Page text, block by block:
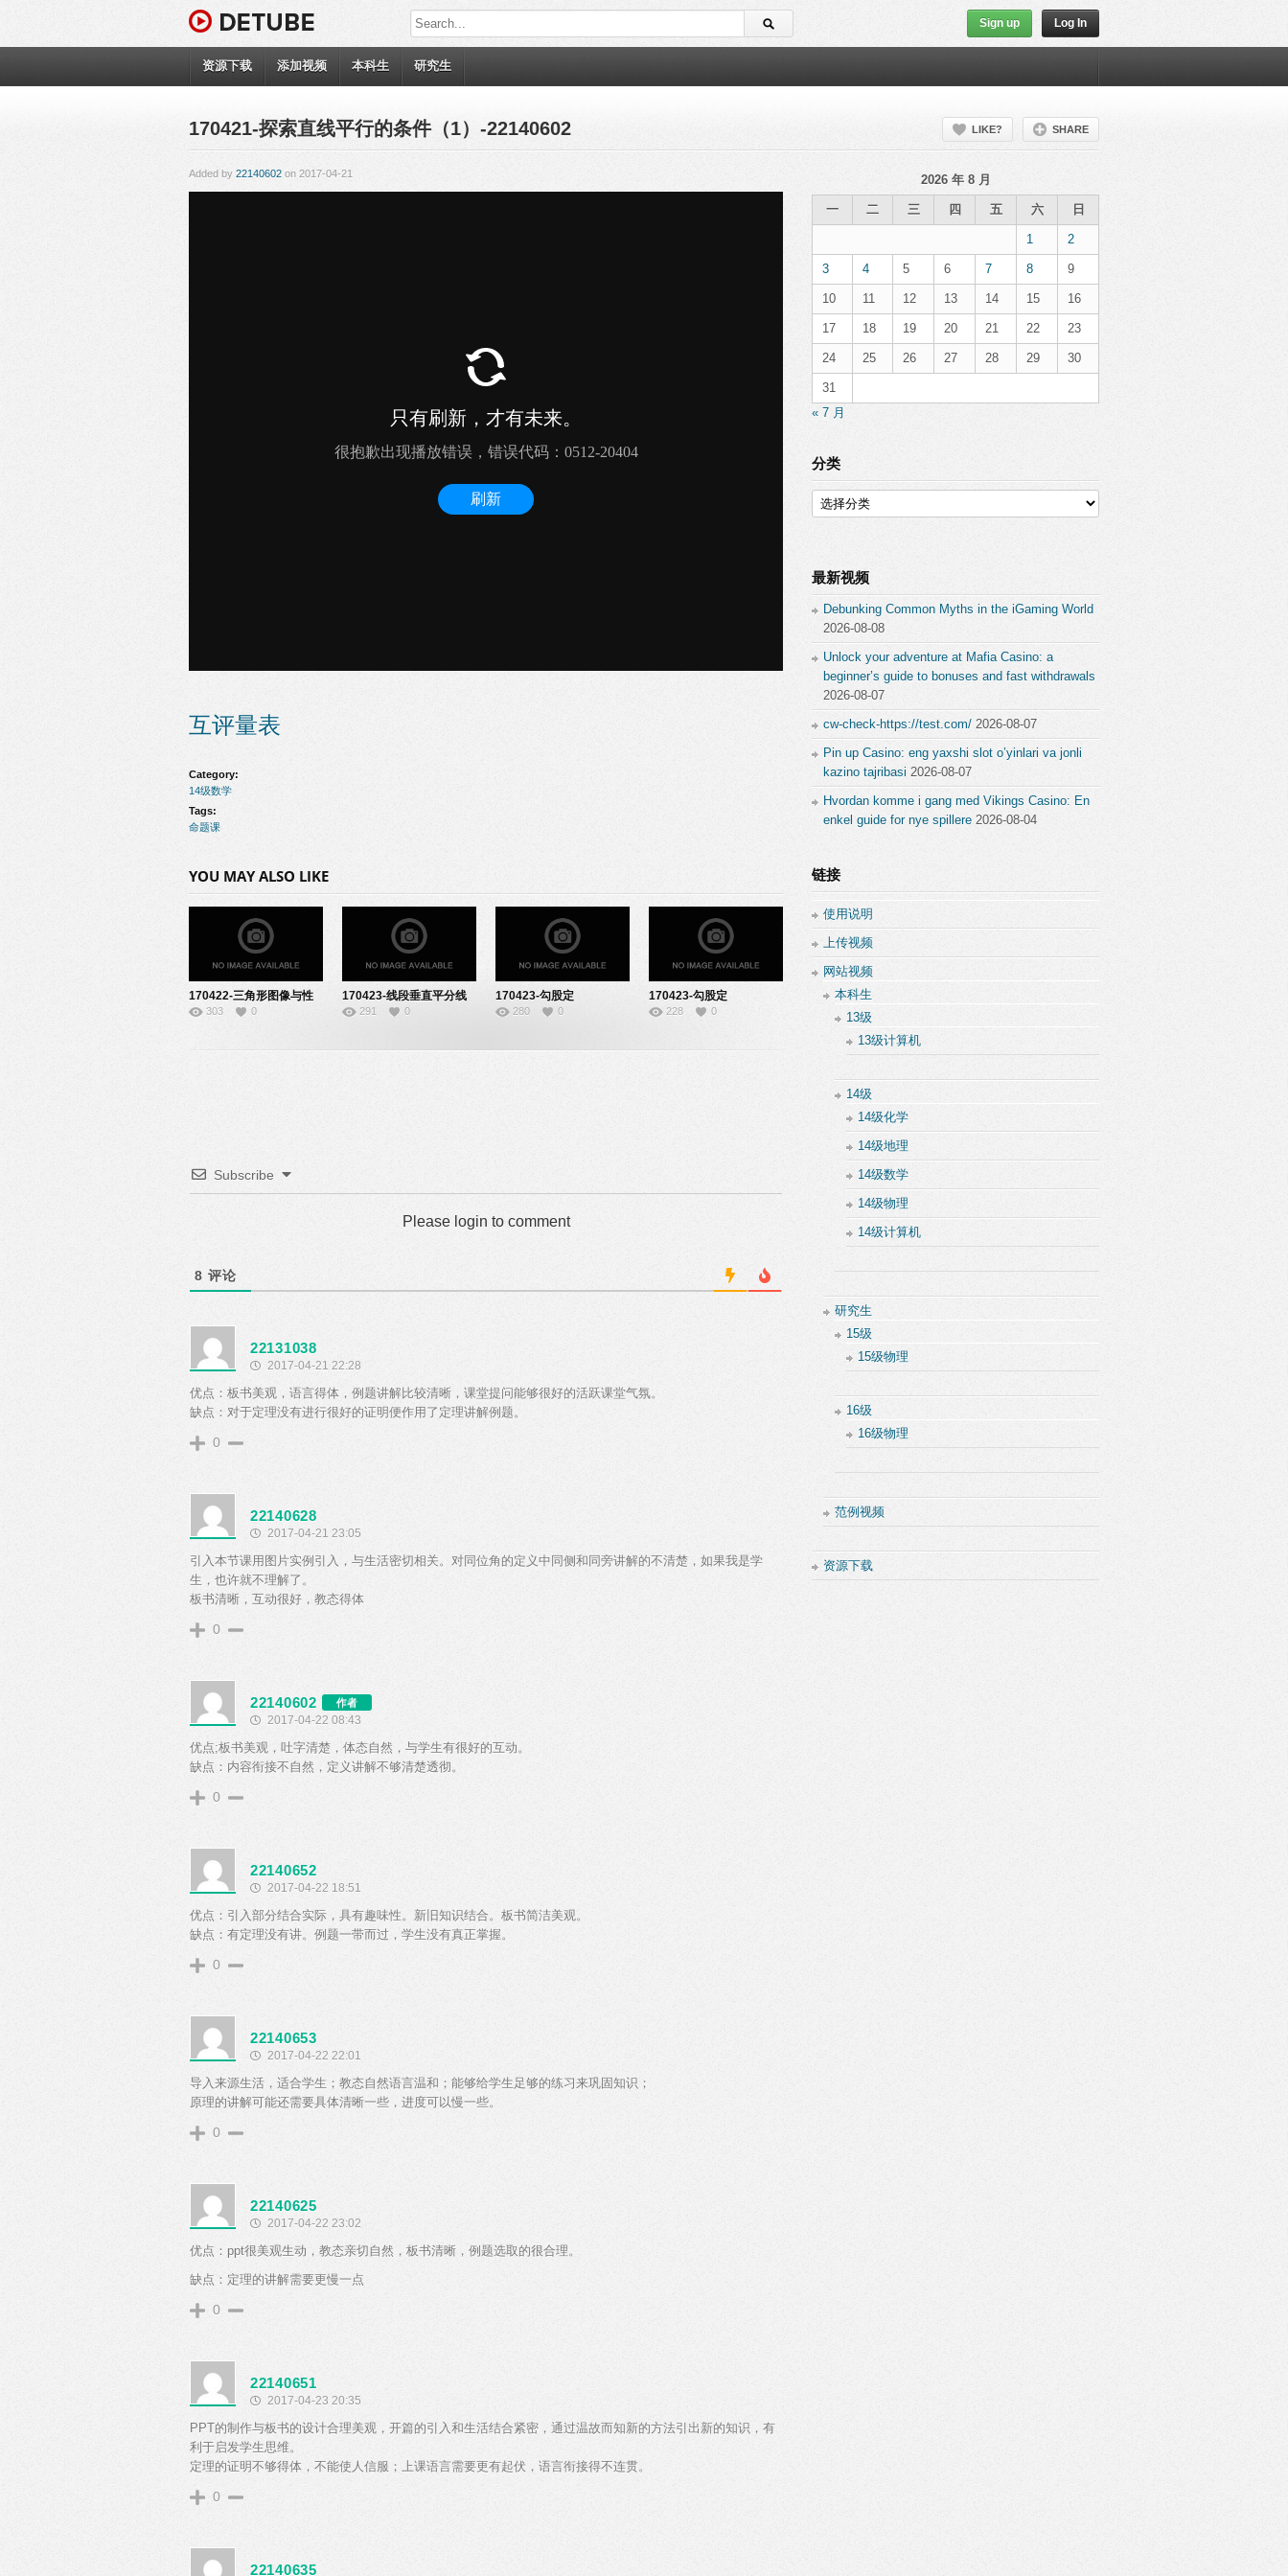
Sign up Log In
资源下载 添加视频 本科生 研究生
170421-探索直线平行的条件（1）-22140602 LIKE? SHARE
Added by 22140602 on 2017-04-21
互评量表
Category:
14级数学
Tags:
命题课
YOU MAY ALSO LIKE
170422-三角形图像与性
质命题-22140633
303 0
170423-线段垂直平分线
的性质-22140614
291 0
170423-勾股定
理-22140621
280 0
170423-勾股定
理-91141621
228 0
Subscribe
Please login to comment
8 评论
22131038
2017-04-21 22:28
优点：板书美观，语言得体，例题讲解比较清晰，课堂提问能够很好的活跃课堂气氛。
缺点：对于定理没有进行很好的证明便作用了定理讲解例题。
0
22140628
2017-04-21 23:05
引入本节课用图片实例引入，与生活密切相关。对同位角的定义中同侧和同旁讲解的不清楚，如果我是学
生，也许就不理解了。
板书清晰，互动很好，教态得体
0
22140602 作者
2017-04-22 08:43
优点;板书美观，吐字清楚，体态自然，与学生有很好的互动。
缺点：内容衔接不自然，定义讲解不够清楚透彻。
0
22140652
2017-04-22 18:51
优点：引入部分结合实际，具有趣味性。新旧知识结合。板书简洁美观。
缺点：有定理没有讲。例题一带而过，学生没有真正掌握。
0
22140653
2017-04-22 22:01
导入来源生活，适合学生；教态自然语言温和；能够给学生足够的练习来巩固知识；
原理的讲解可能还需要具体清晰一些，进度可以慢一些。
0
22140625
2017-04-22 23:02
优点：ppt很美观生动，教态亲切自然，板书清晰，例题选取的很合理。
缺点：定理的讲解需要更慢一点
0
22140651
2017-04-23 20:35
PPT的制作与板书的设计合理美观，开篇的引入和生活结合紧密，通过温故而知新的方法引出新的知识，有
利于启发学生思维。
定理的证明不够得体，不能使人信服；上课语言需要更有起伏，语言衔接得不连贯。
0
22140635
2026 年 8 月
一 二 三 四 五 六 日
1 2
3 4 5 6 7 8 9
10 11 12 13 14 15 16
17 18 19 20 21 22 23
24 25 26 27 28 29 30
31
« 7 月
分类
分
类
最新视频
Debunking Common Myths in the iGaming World
2026-08-08
Unlock your adventure at Mafia Casino: a
beginner’s guide to bonuses and fast withdrawals
2026-08-07
cw-check-https://test.com/ 2026-08-07
Pin up Casino: eng yaxshi slot o’yinlari va jonli
kazino tajribasi 2026-08-07
Hvordan komme i gang med Vikings Casino: En
enkel guide for nye spillere 2026-08-04
链接
使用说明
上传视频
网站视频
本科生
13级
13级计算机
14级
14级化学
14级地理
14级数学
14级物理
14级计算机
研究生
15级
15级物理
16级
16级物理
范例视频
资源下载